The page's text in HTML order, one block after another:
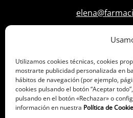
Utilizamos cookies técnicas, cookies
mostrarte publicidad personalizada en
hábitos de navegación (por ejemplo,
cookies pulsando el botón “Aceptar
pulsando en el botón «Rechazar» o
información en nuestra Política de